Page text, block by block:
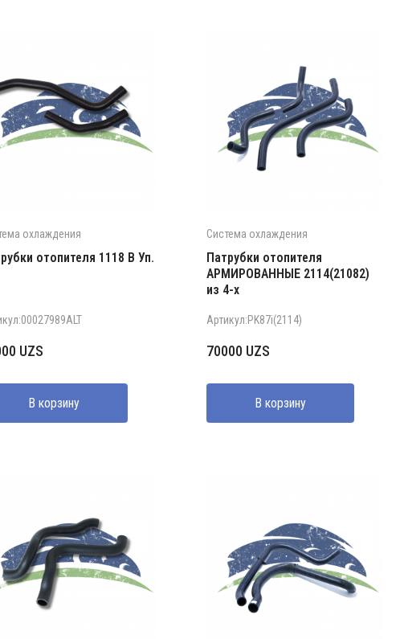
охлаждения
отопителя 1118 В Уп.
UZS
В корзину
Система охлаждения
Патрубки отопителя
АРМИРОВАННЫЕ 2114(21082)
из 4-х
Артикул:PK87i(2114)
70000 UZS
В корзину